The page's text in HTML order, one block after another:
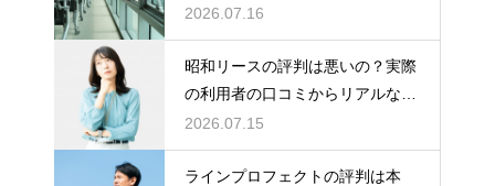
検証！
2026.07.16
昭和リースの評判は悪いの？実際
の利用者の口コミからリアルな実
態検証
2026.07.15
ラインプロフェクトの評判は本